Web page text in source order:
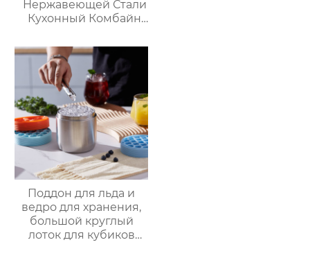
Нержавеющей Стали
Кухонный Комбайн
Кухонный Комбайн
Робот De Cocina
Поддон для льда и
ведро для хранения,
большой круглый
лоток для кубиков